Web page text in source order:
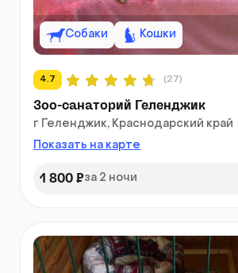
Собаки Кошки
4.7 (27)
Зоо-санаторий Геленджик
г Геленджик, Краснодарский край
Показать на карте
1 800 ₽за 2 ночи